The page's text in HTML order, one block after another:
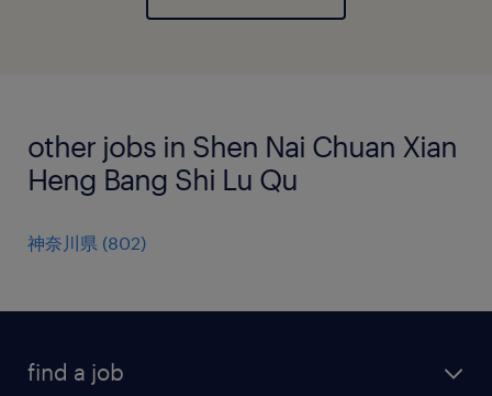
other jobs in Shen Nai Chuan Xian
Heng Bang Shi Lu Qu
神奈川県 (802)
find a job